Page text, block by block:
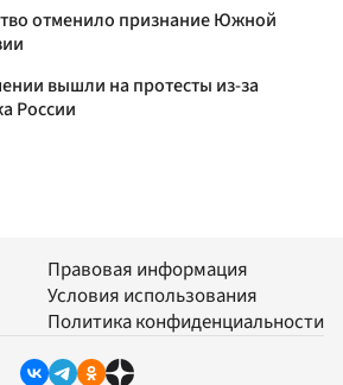
отменило признание Южной
вышли на протесты из-за
России
Правовая информация
Условия использования
Политика конфиденциальности